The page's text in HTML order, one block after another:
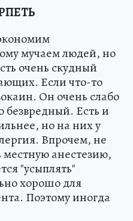
мучаем людей, но
очень скудный
Если что-то
Он очень слабо
безвредный. Есть и
но на них у
Впрочем, не
анестезию,
"усыплять"
хорошо для
Поэтому иногда